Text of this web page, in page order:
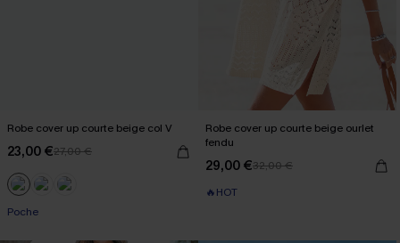
Robe cover up courte beige col V
23,00 €27,00 €
Poche
Robe cover up courte beige ourlet
fendu
29,00 €32,00 €
🔥HOT